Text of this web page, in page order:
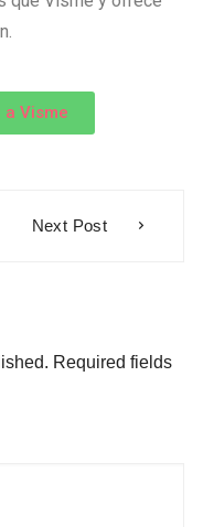
Visme
Next Post
Required fields